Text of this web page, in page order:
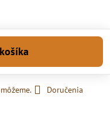
košíka
Doručenia